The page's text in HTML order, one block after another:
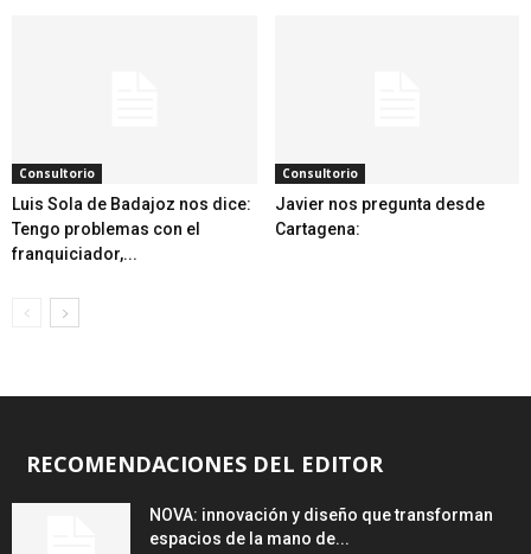
Consultorio
Luis Sola de Badajoz nos dice:
Tengo problemas con el
franquiciador,...
Consultorio
Javier nos pregunta desde
Cartagena:
RECOMENDACIONES DEL EDITOR
NOVA: innovación y diseño que transforman
espacios de la mano de...